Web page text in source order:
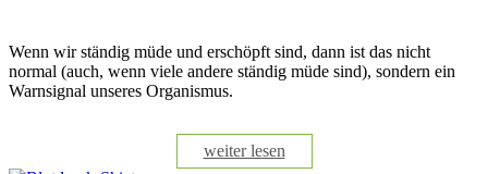
Wenn wir ständig müde und erschöpft sind, dann ist das nicht
normal (auch, wenn viele andere ständig müde sind), sondern ein
Warnsignal unseres Organismus.
weiter lesen